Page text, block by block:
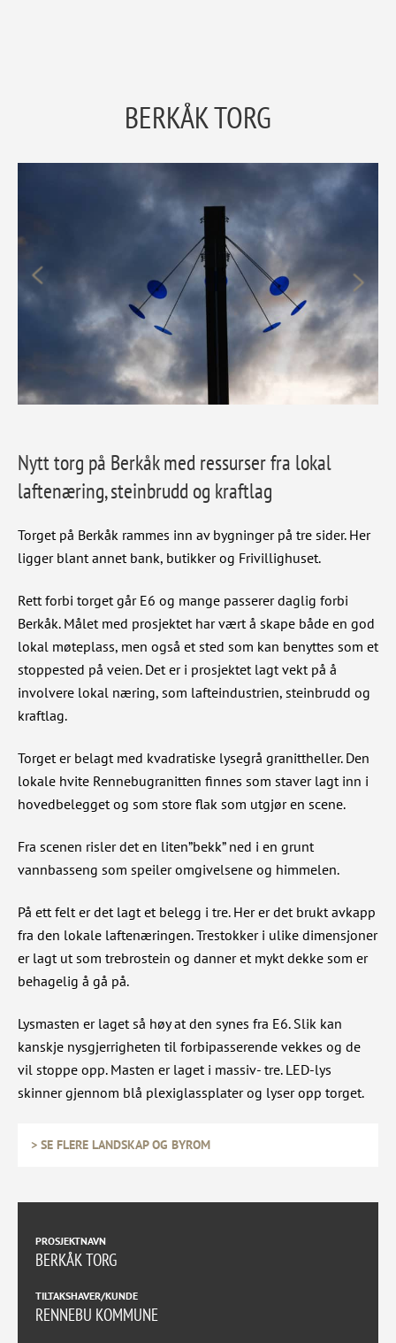
BERKÅK TORG
Nytt torg på Berkåk med ressurser fra lokal
laftenæring, steinbrudd og kraftlag
Torget på Berkåk rammes inn av bygninger på tre sider. Her
ligger blant annet bank, butikker og Frivillighuset.
Rett forbi torget går E6 og mange passerer daglig forbi
Berkåk. Målet med prosjektet har vært å skape både en god
lokal møteplass, men også et sted som kan benyttes som et
stoppested på veien. Det er i prosjektet lagt vekt på å
involvere lokal næring, som lafteindustrien, steinbrudd og
kraftlag.
Torget er belagt med kvadratiske lysegrå granittheller. Den
lokale hvite Rennebugranitten finnes som staver lagt inn i
hovedbelegget og som store flak som utgjør en scene.
Fra scenen risler det en liten”bekk” ned i en grunt
vannbasseng som speiler omgivelsene og himmelen.
På ett felt er det lagt et belegg i tre. Her er det brukt avkapp
fra den lokale laftenæringen. Trestokker i ulike dimensjoner
er lagt ut som trebrostein og danner et mykt dekke som er
behagelig å gå på.
Lysmasten er laget så høy at den synes fra E6. Slik kan
kanskje nysgjerrigheten til forbipasserende vekkes og de
vil stoppe opp. Masten er laget i massiv- tre. LED-lys
skinner gjennom blå plexiglassplater og lyser opp torget.
> SE FLERE LANDSKAP OG BYROM
PROSJEKTNAVN
BERKÅK TORG
TILTAKSHAVER/KUNDE
RENNEBU KOMMUNE